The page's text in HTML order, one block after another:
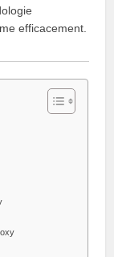
efficacement.